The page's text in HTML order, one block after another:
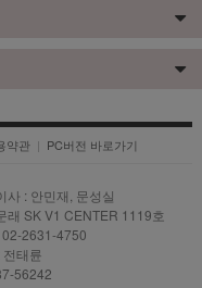
약관 | PC버전 바로가기
사 : 안민재, 문성실
래 SK V1 CENTER 1119호
02-2631-4750
태륜
56242